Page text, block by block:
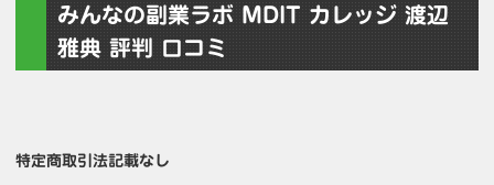
みんなの副業ラボ MDIT カレッジ 渡辺
雅典 評判 口コミ
特定商取引法記載なし